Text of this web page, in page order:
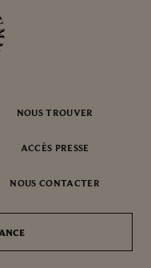
NOUS TROUVER
ACCÈS PRESSE
NOUS CONTACTER